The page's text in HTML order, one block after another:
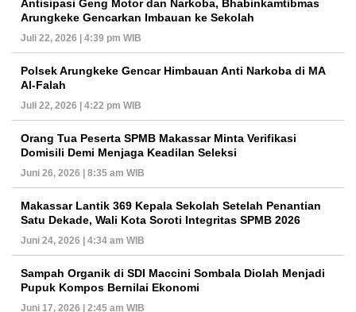
Antisipasi Geng Motor dan Narkoba, Bhabinkamtibmas
Arungkeke Gencarkan Imbauan ke Sekolah
Juli 22, 2026 | 4:39 pm WIB
Polsek Arungkeke Gencar Himbauan Anti Narkoba di MA
Al-Falah
Juli 22, 2026 | 4:22 pm WIB
Orang Tua Peserta SPMB Makassar Minta Verifikasi
Domisili Demi Menjaga Keadilan Seleksi
Juni 26, 2026 | 8:35 am WIB
Makassar Lantik 369 Kepala Sekolah Setelah Penantian
Satu Dekade, Wali Kota Soroti Integritas SPMB 2026
Juni 24, 2026 | 4:34 am WIB
Sampah Organik di SDI Maccini Sombala Diolah Menjadi
Pupuk Kompos Bernilai Ekonomi
Juni 17, 2026 | 2:45 am WIB